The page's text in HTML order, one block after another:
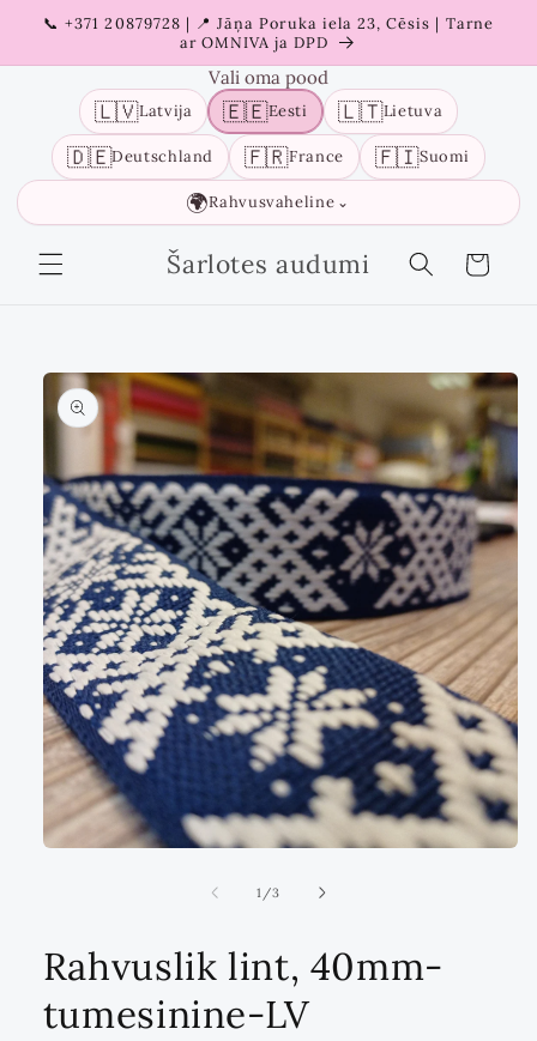
sisu
📞 +371 20879728 | 📍 Jāņa Poruka iela 23, Cēsis | Tarne
ar OMNIVA ja DPD
Vali oma pood
🇱🇻Latvija 🇪🇪Eesti 🇱🇹Lietuva
🇩🇪Deutschland 🇫🇷France 🇫🇮Suomi
🌍Rahvusvaheline ⌄
Šarlotes audumi Ostukorv
Liigu
tooteinfo
juurde
1 /ei
3
Rahvuslik lint, 40mm-
tumesinine-LV